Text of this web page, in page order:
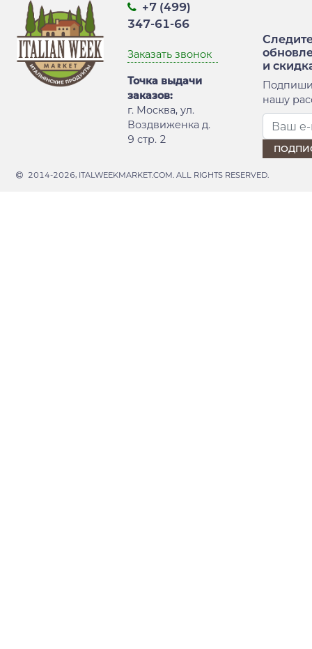
+7 (499)
347-61-66
Заказать звонок
Точка выдачи
заказов:
г. Москва, ул.
Воздвиженка д.
9 стр. 2
и
нашу
2014-2026, ITALWEEKMARKET.COM. ALL RIGHTS RESERVED.